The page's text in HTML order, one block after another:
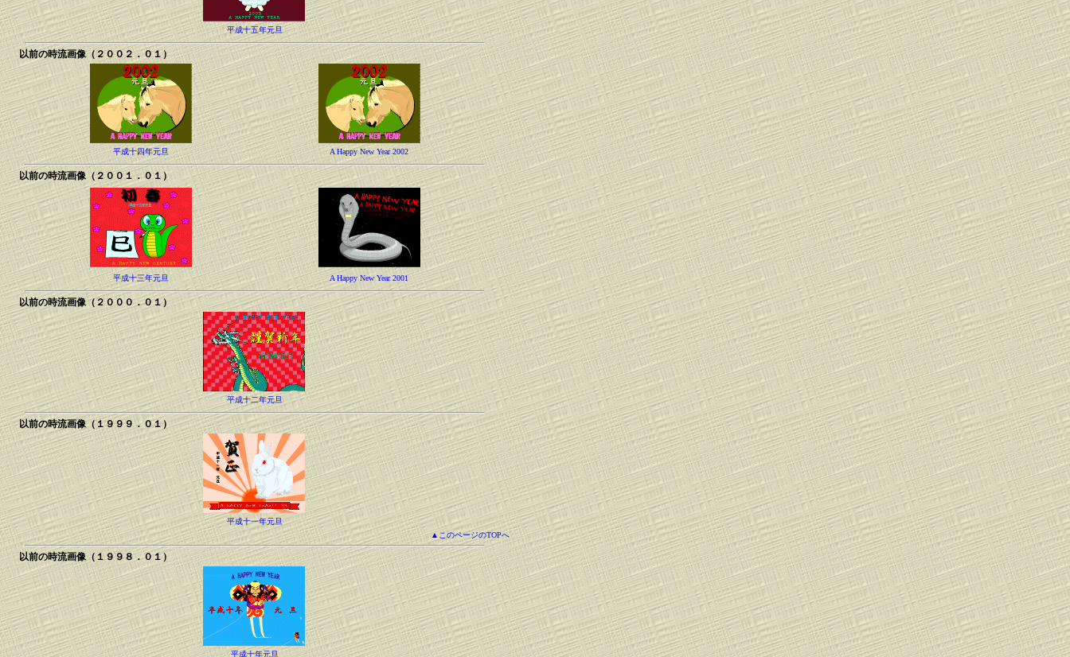
平成十五年元旦
以前の時流画像（２００２．０１）
平成十四年元旦 A Happy New Year 2002
以前の時流画像（２００１．０１）
平成十三年元旦 A Happy New Year 2001
以前の時流画像（２０００．０１）
平成十二年元旦
以前の時流画像（１９９９．０１）
平成十一年元旦
▲このページのTOPへ
以前の時流画像（１９９８．０１）
平成十年元旦